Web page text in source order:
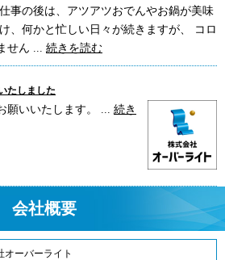
事の後は、アツアツおでんやお鍋が美味
、何かと忙しい日々が続きますが、 コロ
せん ... 続きを読む
たしました
願いいたします。 ... 続き
会社概要
オーバーライト